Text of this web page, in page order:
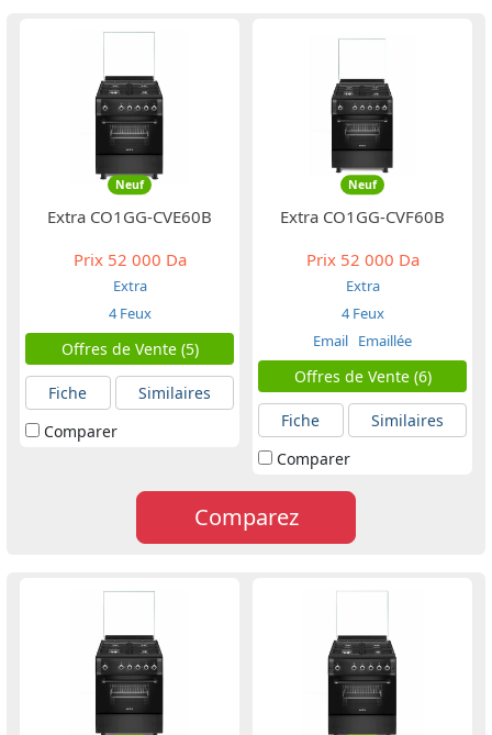
Neuf
Extra CO1GG-CVE60B
Prix52 000 Da
Extra
4 Feux
Offres de Vente (5)
Fiche
Similaires
Comparer
Neuf
Extra CO1GG-CVF60B
Prix52 000 Da
Extra
4 Feux
Email Emaillée
Offres de Vente (6)
Fiche
Similaires
Comparer
Comparez